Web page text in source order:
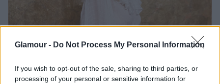
Glamour - Do Not Process My Personal Information
If you wish to opt-out of the sale, sharing to third parties, or
processing of your personal or sensitive information for
Megérkezett a pucérmelltartó, a
meztelenruha következő generációja